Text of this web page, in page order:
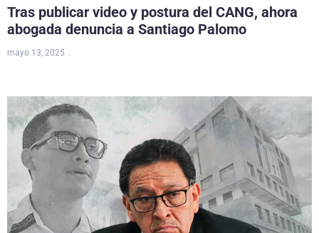
Tras publicar video y postura del CANG, ahora
abogada denuncia a Santiago Palomo
mayo 13, 2025